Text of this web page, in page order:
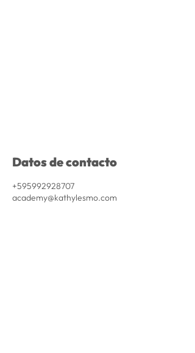
Datos de contacto
+595992928707
academy@kathylesmo.com